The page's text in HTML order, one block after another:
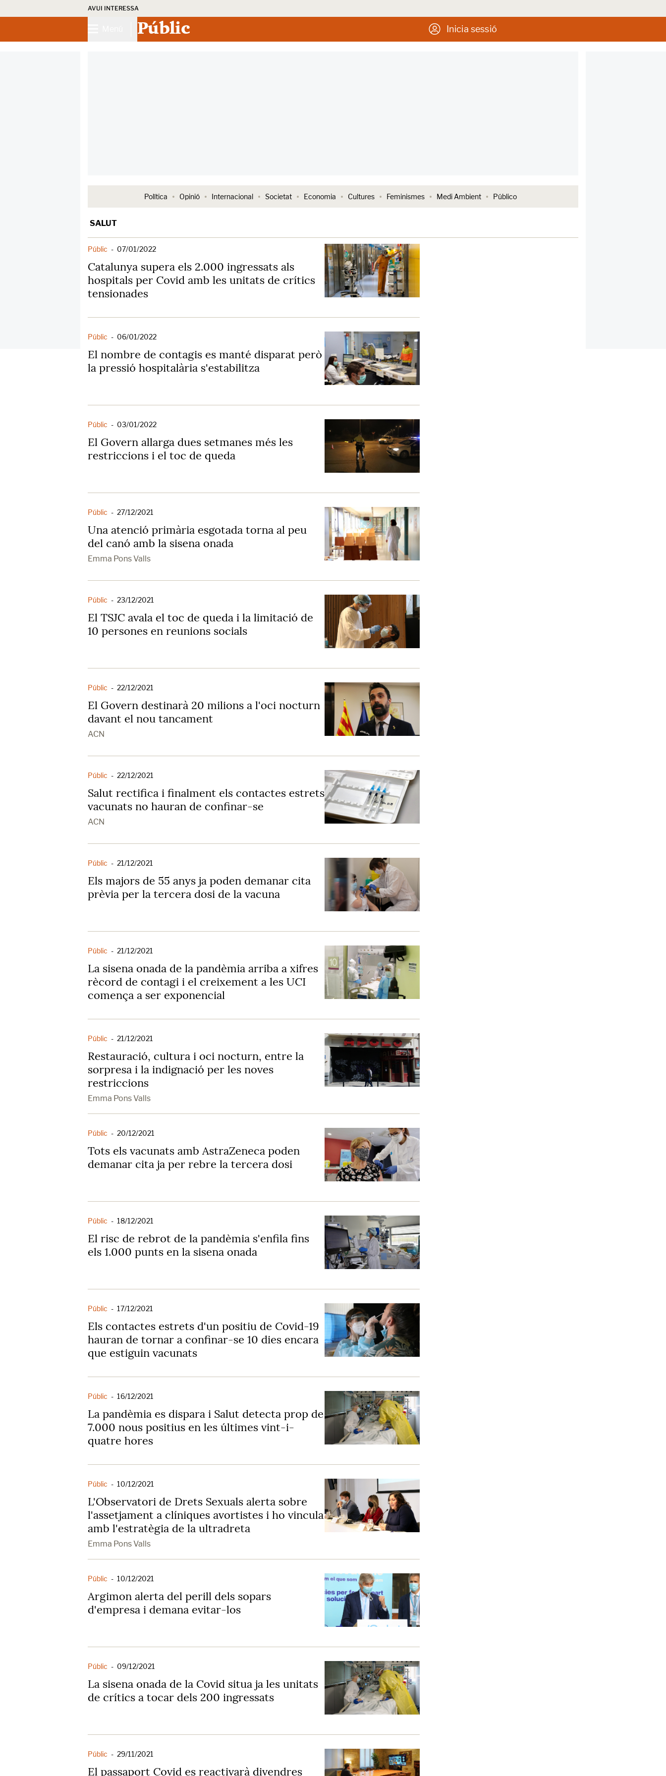
AVUI INTERESSA
Públic Inicia sessió
Política Opinió Internacional Societat Economia Cultures Feminismes Medi Ambient Público
SALUT
Públic - 07/01/2022
Catalunya supera els 2.000 ingressats als
hospitals per Covid amb les unitats de crítics
tensionades
Públic - 06/01/2022
El nombre de contagis es manté disparat però
la pressió hospitalària s'estabilitza
Públic - 03/01/2022
El Govern allarga dues setmanes més les
restriccions i el toc de queda
Públic - 27/12/2021
Una atenció primària esgotada torna al peu
del canó amb la sisena onada
Emma Pons Valls
Públic - 23/12/2021
El TSJC avala el toc de queda i la limitació de
10 persones en reunions socials
Públic - 22/12/2021
El Govern destinarà 20 milions a l'oci nocturn
davant el nou tancament
ACN
Públic - 22/12/2021
Salut rectifica i finalment els contactes estrets
vacunats no hauran de confinar-se
ACN
Públic - 21/12/2021
Els majors de 55 anys ja poden demanar cita
prèvia per la tercera dosi de la vacuna
Públic - 21/12/2021
La sisena onada de la pandèmia arriba a xifres
rècord de contagi i el creixement a les UCI
comença a ser exponencial
Públic - 21/12/2021
Restauració, cultura i oci nocturn, entre la
sorpresa i la indignació per les noves
restriccions
Emma Pons Valls
Públic - 20/12/2021
Tots els vacunats amb AstraZeneca poden
demanar cita ja per rebre la tercera dosi
Públic - 18/12/2021
El risc de rebrot de la pandèmia s'enfila fins
els 1.000 punts en la sisena onada
Públic - 17/12/2021
Els contactes estrets d'un positiu de Covid-19
hauran de tornar a confinar-se 10 dies encara
que estiguin vacunats
Públic - 16/12/2021
La pandèmia es dispara i Salut detecta prop de
7.000 nous positius en les últimes vint-i-
quatre hores
Públic - 10/12/2021
L'Observatori de Drets Sexuals alerta sobre
l'assetjament a clíniques avortistes i ho vincula
amb l'estratègia de la ultradreta
Emma Pons Valls
Públic - 10/12/2021
Argimon alerta del perill dels sopars
d'empresa i demana evitar-los
Públic - 09/12/2021
La sisena onada de la Covid situa ja les unitats
de crítics a tocar dels 200 ingressats
Públic - 29/11/2021
El passaport Covid es reactivarà divendres